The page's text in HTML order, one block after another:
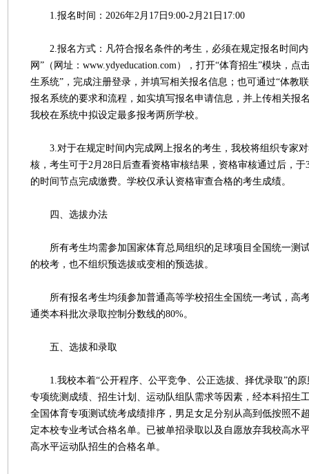
1.报名时间：2026年2月17日9:00-2月21日17:00
2.报名方式：凡符合报名条件的考生，必须在规定报名时间内
网”（网址：www.ydyeducation.com），打开“体育招生”模块，点
生系统”，完成注册登录，并填写相关报名信息；也可通过“体教
报名系统的要求和流程，如实填写报名申请信息，并上传相关报
我校在系统中拟设定最多报考两所学校。
3.对于在规定时间内完成网上报名的考生，我校将组织专家对
核，考生可于2月28日后查看资格审核结果，资格审核通过后，于
的时间节点完成缴费。学校仅承认资格审查合格的考生成绩。
四、选拔办法
所有考生均需参加国家体育总局组织的足球项目全国统一测
的校考，也不组织预选拔或变相的预选拔。
所有报名考生均须参加普通高等学校招生全国统一考试，高
通类本科批次录取控制分数线的80%。
五、选拔和录取
1.我校本着“公开程序、公平竞争、公正选拔、择优录取”的原
专项统测成绩、招生计划、运动队组队需求等因素，经本科招生
全国体育专项测试统考成绩排序，男足女足分别从高到低按照不
定本校专业考试合格名单。已被单招录取以及自愿放弃我校高水
高水平运动队招生的合格名单。